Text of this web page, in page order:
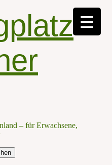
– für Erwachsene,